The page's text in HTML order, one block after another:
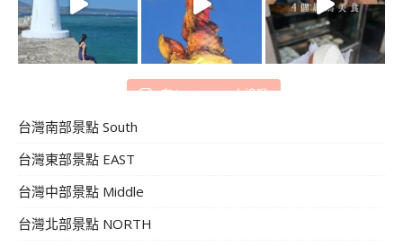
在 Instagram 上追蹤
台灣南部景點 South
台灣東部景點 EAST
台灣中部景點 Middle
台灣北部景點 NORTH